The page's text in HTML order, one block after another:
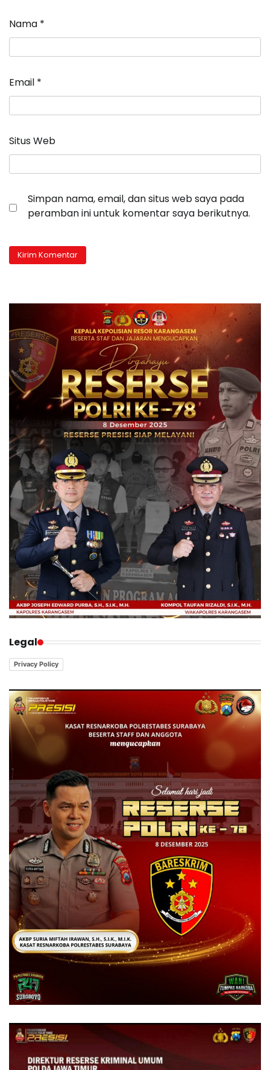
Nama *
Email *
Situs Web
Simpan nama, email, dan situs web saya pada
peramban ini untuk komentar saya berikutnya.
Legal
Privacy Policy